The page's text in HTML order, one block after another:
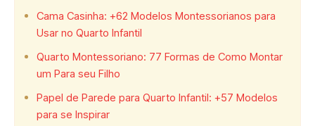
Cama Casinha: +62 Modelos Montessorianos para
Usar no Quarto Infantil
Quarto Montessoriano: 77 Formas de Como Montar
um Para seu Filho
Papel de Parede para Quarto Infantil: +57 Modelos
para se Inspirar